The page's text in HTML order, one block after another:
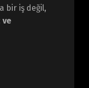
bir iş değil,
ve